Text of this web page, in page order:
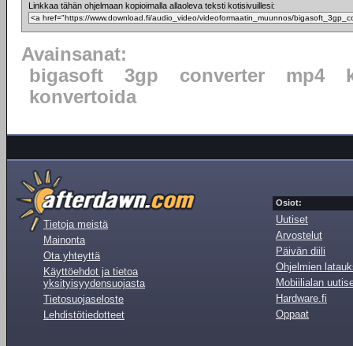
Linkkaa tähän ohjelmaan kopioimalla allaoleva teksti kotisivuillesi:
Avainsanat:
bigasoft
3gp converter mp4
konvertoida
Tietoja meistä
Mainonta
Ota yhteyttä
Käyttöehdot ja tietoa
yksityisyydensuojasta
Tietosuojaseloste
Lehdistötiedotteet
Osiot:
Uutiset
Arvostelut
Päivän diili
Ohjelmien
Mobiilialan
Hardware.fi
Oppaat